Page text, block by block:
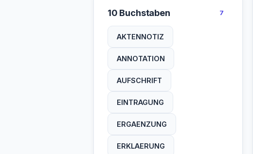
10 Buchstaben 7
AKTENNOTIZ
ANNOTATION
AUFSCHRIFT
EINTRAGUNG
ERGAENZUNG
ERKLAERUNG